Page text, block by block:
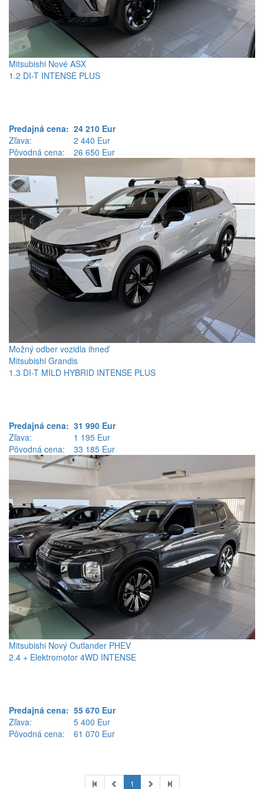
Mitsubishi Nové ASX
1.2 DI-T INTENSE PLUS
Predajná cena: 24 210 Eur
Zľava:
2 440 Eur
Pôvodná cena:
26 650 Eur
Možný odber vozidla ihneď
Mitsubishi Grandis
1.3 DI-T MILD HYBRID INTENSE PLUS
Predajná cena: 31 990 Eur
Zľava:
1 195 Eur
Pôvodná cena:
33 185 Eur
Mitsubishi Nový Outlander PHEV
2.4 + Elektromotor 4WD INTENSE
Predajná cena: 55 670 Eur
Zľava:
5 400 Eur
Pôvodná cena:
61 070 Eur
1